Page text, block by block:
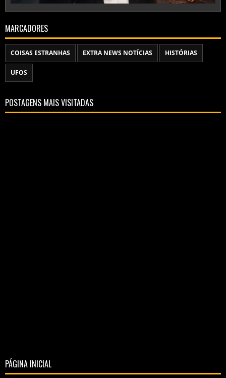
MARCADORES
COISAS ESTRANHAS EXTRA NEWS NOTÍCIAS HISTÓRIAS
UFOS
POSTAGENS MAIS VISITADAS
PÁGINA INICIAL